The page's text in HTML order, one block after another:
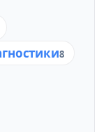
8